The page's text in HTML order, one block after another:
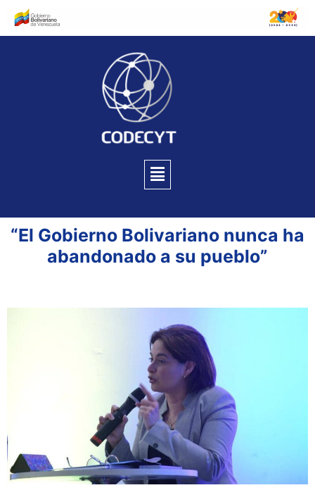
“El Gobierno Bolivariano nunca ha
abandonado a su pueblo”